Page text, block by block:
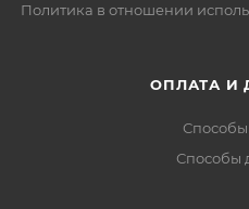
Политика в отношении
ОПЛАТА И
Способы